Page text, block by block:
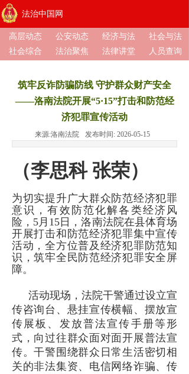
法治中国网
高层动态 公安动态 经济与法
社会与法
社会综合
法治聚焦 法律讲堂 人员查询
筑牢反诈防骗防线 守护群众财产安全
——洛南法院开展“5·15”打击和防范经
济犯罪宣传活动
来源:洛南法院 发布时间: 2026-05-15
（李思科 张荣）
为切实提升广大群众防范经济犯罪
意识，有效防范化解各类经济风
险，5月15日，洛南法院在县体育场
开展打击和防范经济犯罪集中宣传
活动，全方位普及经济犯罪防范知
识，筑牢全民防范经济犯罪安全屏
障。
活动现场，法院干警通过设立宣
传咨询台、悬挂宣传横幅、摆放宣
传展板、发放普法宣传手册等形
式，向过往群众面对面开展普法宣
传。干警围绕群众日常生活密切相
关的非法集资、电信网络诈骗、传